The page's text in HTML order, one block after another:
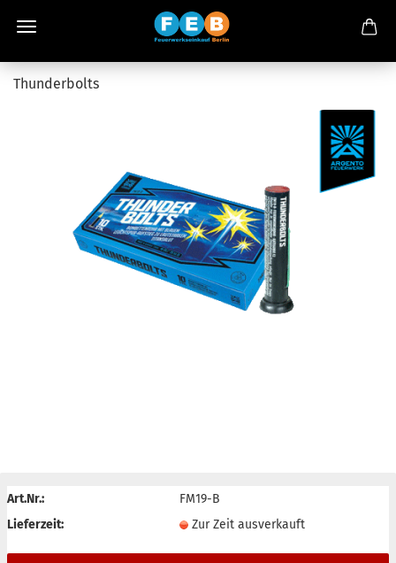
Thunderbolts
Art.Nr.:
FM19-B
Lieferzeit:
Zur Zeit ausverkauft